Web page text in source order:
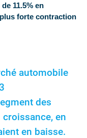
11.5% en
forte contraction
automobile
des
en
en baisse.